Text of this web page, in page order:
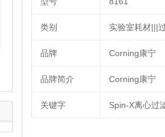
类别 实验室耗材|||
品牌 Corning康宁
品牌简介 Corning康宁
关键字 Spin-X离心过